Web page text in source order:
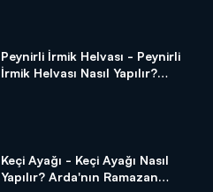
Peynirli İrmik Helvası - Peynirli
İrmik Helvası Nasıl Yapılır?
Keçi Ayağı - Keçi Ayağı Nasıl
Yapılır? Arda'nın Ramazan